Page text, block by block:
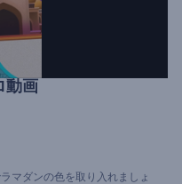
動画
マダンの色を取り入れましょ